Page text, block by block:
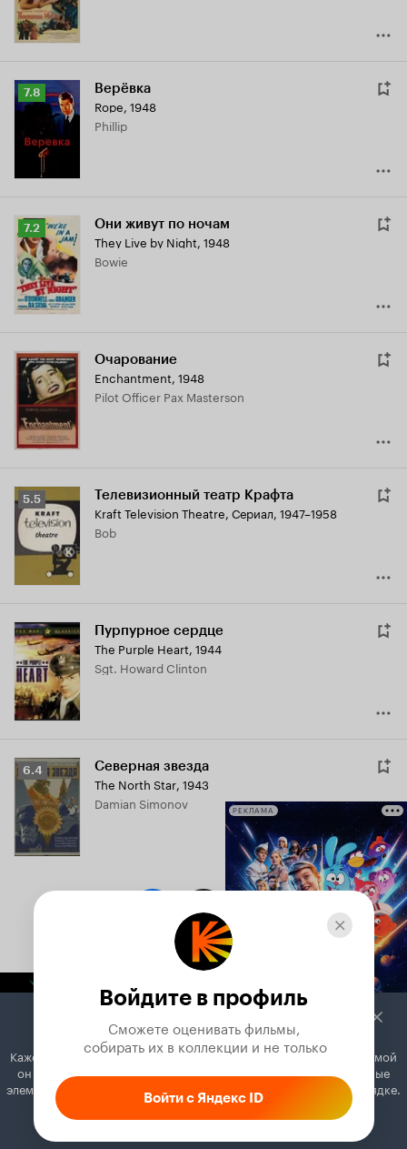
Рейтинг
Кинопоиска
7.8 Верёвка
Rope, 1948
Phillip
Рейтинг
Кинопоиска
7.2
7.2 Они живут по ночам
They Live by Night, 1948
Bowie
Очарование
Enchantment, 1948
Pilot Officer Pax Masterson
Рейтинг
Кинопоиска
5.5
5.5 Телевизионный театр Крафта
Kraft Television Theatre, Сериал, 1947–1958
Bob
Пурпурное сердце
The Purple Heart, 1944
Sgt. Howard Clinton
Рейтинг
Кинопоиска
6.4
6.4 Северная звезда
The North Star, 1943
Damian Simonov
РЕКЛАМА
Войдите в профиль
Сможете оценивать фильмы,
собирать их в коллекции и не только
Войти с Яндекс ID
Кажется, вы используете блокировщик рекламы. Вместе с рекламой
он может отключать постеры, папки с фильмами и другие важные
элементы. Добавьте Кинопоиск в исключения, и всё будет в порядке.
Как это сделать